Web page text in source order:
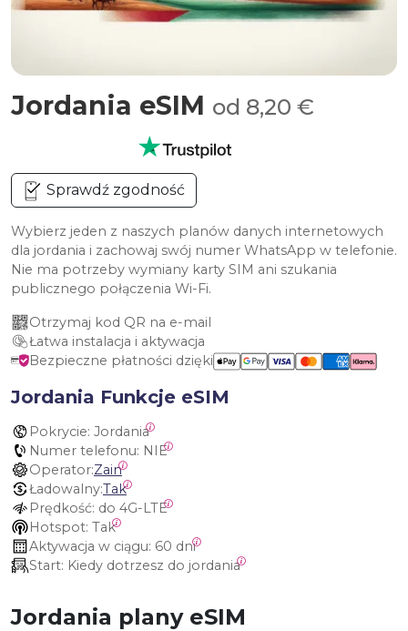
Jordania eSIM od 8,20 €
Sprawdź zgodność
Wybierz jeden z naszych planów danych internetowych
dla jordania i zachowaj swój numer WhatsApp w telefonie.
Nie ma potrzeby wymiany karty SIM ani szukania
publicznego połączenia Wi-Fi.
Otrzymaj kod QR na e-mail
Łatwa instalacja i aktywacja
Bezpieczne płatności dzięki
Jordania Funkcje eSIM
Pokrycie: Jordania
Numer telefonu: NIE
Operator:Zain
Ładowalny:Tak
Prędkość: do 4G-LTE
Hotspot: Tak
Aktywacja w ciągu: 60 dni
Start: Kiedy dotrzesz do jordania
Jordania plany eSIM